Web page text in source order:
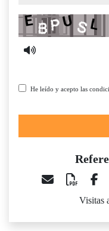
Captcha
He leído y acepto las
Visitas